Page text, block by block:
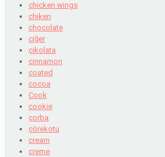
chicken wings
chiken
chocolate
ciğer
çikolata
cinnamon
coated
cocoa
Cook
cookie
çorba
çörekotu
cream
creme